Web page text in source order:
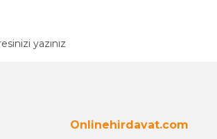
Onlinehirdavat.com